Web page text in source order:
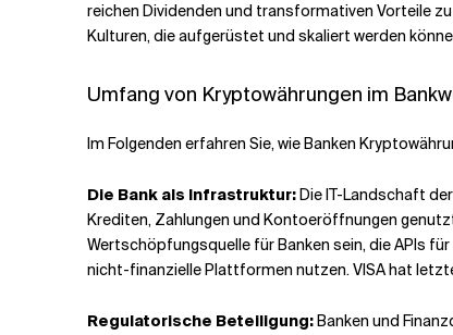
reichen Dividenden und transformativen Vorteile
Kulturen, die aufgerüstet und skaliert werden
Umfang von Kryptowährungen im
Im Folgenden erfahren Sie, wie Banken
Die Bank als Infrastruktur:Die IT-Landschaft
Krediten, Zahlungen und Kontoeröffnungen
Wertschöpfungsquelle für Banken sein, die APIs
nicht-finanzielle Plattformen nutzen. VISA hat
Regulatorische Beteiligung:Banken und